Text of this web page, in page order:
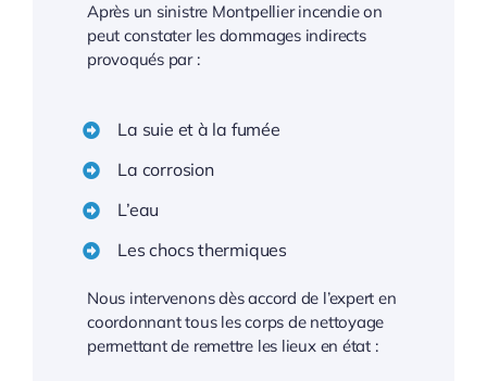
Après un sinistre Montpellier incendie on
peut constater les dommages indirects
provoqués par :
La suie et à la fumée
La corrosion
L’eau
Les chocs thermiques
Nous intervenons dès accord de l’expert en
coordonnant tous les corps de nettoyage
permettant de remettre les lieux en état :